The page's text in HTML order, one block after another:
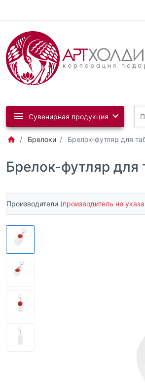
Сувенирная продукция
Брелоки Брелок-футляр для
Брелок-футляр для
Производители (производитель не